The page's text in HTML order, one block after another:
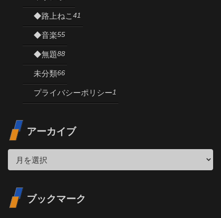
◆路上ねこ 41
◆音楽55
◆無題88
未分類66
プライバシーポリシー1
アーカイブ
ブックマーク